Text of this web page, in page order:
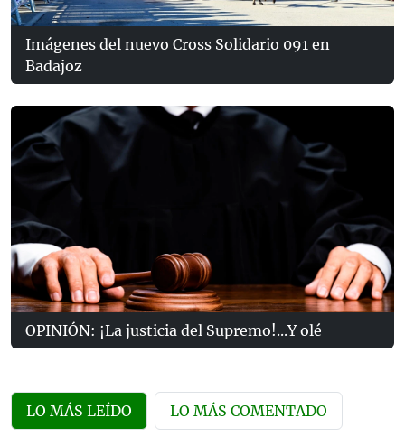
Imágenes del nuevo Cross Solidario 091 en
Badajoz
OPINIÓN: ¡La justicia del Supremo!...Y olé
LO MÁS LEÍDO LO MÁS COMENTADO